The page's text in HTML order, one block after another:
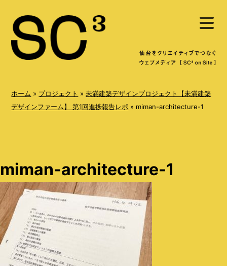
e
t
メ
ニ
を
開
く
ホーム » プロジェクト »未満建築デザインプロジェクト【未満建築
デザインファーム】 第1回進捗報告レポ » miman-architecture-1
miman-architecture-1